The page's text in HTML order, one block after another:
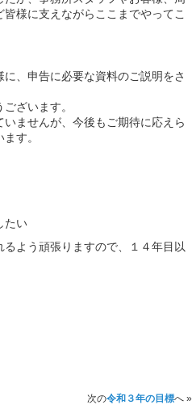
様に支えながらここまでやってこ
、申告に必要な資料のご説明をさ
ざいます。
ませんが、今後もご期待に応えら
す。
たい
よう頑張りますので、１４年目以
次の令和３年の目標へ »